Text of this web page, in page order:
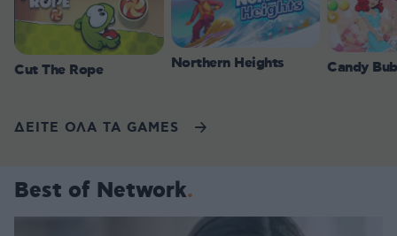
Cut The Rope Northern Heights Candy
ΔΕΙΤΕ ΟΛΑ ΤΑ GAMES
Best of Network